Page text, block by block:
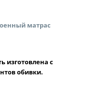
матрас
изготовлена с
обивки.